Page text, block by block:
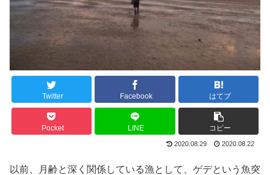
Twitter Facebook はてブ
Pocket LINE コピー
2020.08.29 2020.08.22
以前、月齢と深く関係している漁として、ゲデという魚突